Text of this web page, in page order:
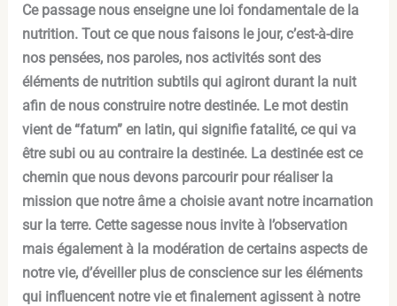
Ce passage nous enseigne une loi fondamentale de la
nutrition. Tout ce que nous faisons le jour, c’est-à-dire
nos pensées, nos paroles, nos activités sont des
éléments de nutrition subtils qui agiront durant la nuit
afin de nous construire notre destinée. Le mot destin
vient de “fatum” en latin, qui signifie fatalité, ce qui va
être subi ou au contraire la destinée. La destinée est ce
chemin que nous devons parcourir pour réaliser la
mission que notre âme a choisie avant notre incarnation
sur la terre. Cette sagesse nous invite à l’observation
mais également à la modération de certains aspects de
notre vie, d’éveiller plus de conscience sur les éléments
qui influencent notre vie et finalement agissent à notre